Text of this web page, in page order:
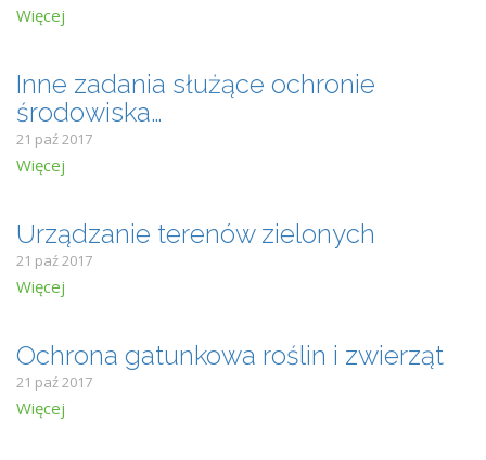
Więcej
Inne zadania służące ochronie
środowiska…
21 paź 2017
Więcej
Urządzanie terenów zielonych
21 paź 2017
Więcej
Ochrona gatunkowa roślin i zwierząt
21 paź 2017
Więcej